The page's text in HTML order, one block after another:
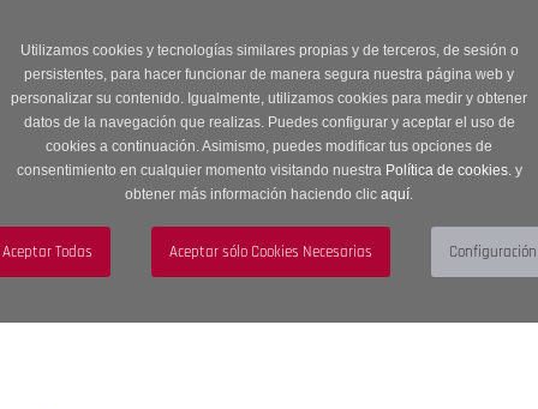
Utilizamos cookies y tecnologías similares propias y de terceros, de sesión o
persistentes, para hacer funcionar de manera segura nuestra página web y
personalizar su contenido. Igualmente, utilizamos cookies para medir y obtener
datos de la navegación que realizas. Puedes configurar y aceptar el uso de
cookies a continuación. Asimismo, puedes modificar tus opciones de
consentimiento en cualquier momento visitando nuestra Política de cookies.y
obtener más información haciendo clic aquí.
descuento en Sección OUTLET con código OUTLET20
navigation
Menú